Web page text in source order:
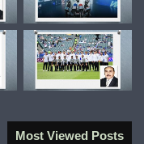
Most Viewed Posts